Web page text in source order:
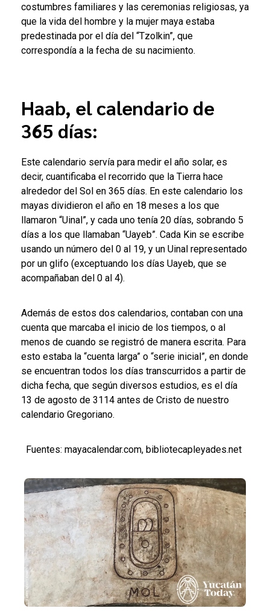
costumbres familiares y las ceremonias religiosas, ya
que la vida del hombre y la mujer maya estaba
predestinada por el día del “Tzolkin”, que
correspondía a la fecha de su nacimiento.
Haab, el calendario de
365 días:
Este calendario servía para medir el año solar, es
decir, cuantificaba el recorrido que la Tierra hace
alrededor del Sol en 365 días. En este calendario los
mayas dividieron el año en 18 meses a los que
llamaron “Uinal”, y cada uno tenía 20 días, sobrando 5
días a los que llamaban “Uayeb”. Cada Kin se escribe
usando un número del 0 al 19, y un Uinal representado
por un glifo (exceptuando los días Uayeb, que se
acompañaban del 0 al 4).
Además de estos dos calendarios, contaban con una
cuenta que marcaba el inicio de los tiempos, o al
menos de cuando se registró de manera escrita. Para
esto estaba la “cuenta larga” o “serie inicial”, en donde
se encuentran todos los días transcurridos a partir de
dicha fecha, que según diversos estudios, es el día
13 de agosto de 3114 antes de Cristo de nuestro
calendario Gregoriano.
Fuentes: mayacalendar.com, bibliotecapleyades.net